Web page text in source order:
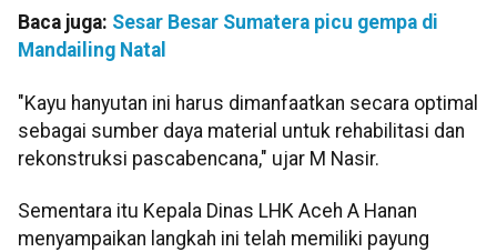
Baca juga: Sesar Besar Sumatera picu gempa di
Mandailing Natal
"Kayu hanyutan ini harus dimanfaatkan secara optimal
sebagai sumber daya material untuk rehabilitasi dan
rekonstruksi pascabencana," ujar M Nasir.
Sementara itu Kepala Dinas LHK Aceh A Hanan
menyampaikan langkah ini telah memiliki payung